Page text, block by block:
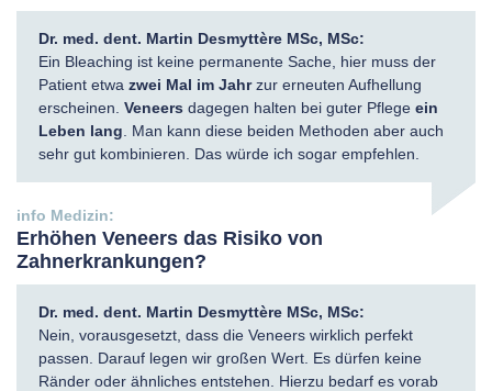
Dr. med. dent. Martin Desmyttère MSc, MSc:
Ein Bleaching ist keine permanente Sache, hier muss der
Patient etwa zwei Mal im Jahrzur erneuten Aufhellung
erscheinen. Veneers dagegen halten bei guter Pflege ein
Leben lang . Man kann diese beiden Methoden aber auch
sehr gut kombinieren. Das würde ich sogar empfehlen.
Erhöhen Veneers das Risiko von
Zahnerkrankungen?
Dr. med. dent. Martin Desmyttère MSc, MSc:
Nein, vorausgesetzt, dass die Veneers wirklich perfekt
passen. Darauf legen wir großen Wert. Es dürfen keine
Ränder oder ähnliches entstehen. Hierzu bedarf es vorab